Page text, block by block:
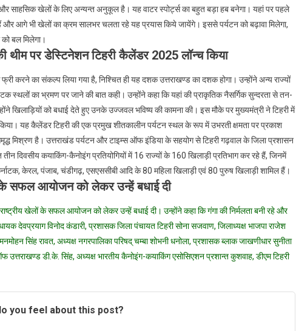
साहसिक खेलों के लिए अन्यन्त अनुकूल है। यह वाटर स्पोर्ट्स का बहुत बड़ा हब बनेगा। यहां पर पहले
हैं और आगे भी खेलों का क्रम सालभर चलता रहे यह प्रयास किये जायेंगे। इससे पर्यटन को बढ़ावा मिलेगा,
बल मिलेगा।
पर डेस्टिनेशन टिहरी कैलेंडर 2025 लॉन्च किया
करने का संकल्प लिया गया है, निश्चित ही यह दशक उत्तराखण्ड का दशक होगा। उन्होंने अन्य राज्यों
स्थलों का भ्रमण पर जाने की बात कही। उन्होंने कहा कि यहां की प्राकृतिक नैसर्गिक सुन्दरता से तन-
खिलाड़ियों को बधाई देते हुए उनके उज्जवल भविष्य की कामना की। इस मौके पर मुख्यमंत्री ने टिहरी में
यह कैलेंडर टिहरी की एक प्रमुख शीतकालीन पर्यटन स्थल के रूप में उभरती क्षमता पर प्रकाश
मिश्रण है। उत्तराखंड पर्यटन और टाइम्स ऑफ इंडिया के सहयोग से टिहरी गढ़वाल के जिला प्रशासन
दिवसीय कयाकिंग-कैनोइंग प्रतियोगियों में 16 राज्यों के 160 खिलाड़ी प्रतिभाग कर रहे हैं, जिनमें
केरल, पंजाब, चंडीगढ़, एसएससीबी आदि के 80 महिला खिलाड़ी एवं 80 पुरुष खिलाड़ी शामिल हैं।
सफल आयोजन को लेकर उन्हें बधाई दी
खेलों के सफल आयोजन को लेकर उन्हें बधाई दी। उन्होंने कहा कि गंगा की निर्मलता बनी रहे और
देवप्रयाग विनोद कंडारी, प्रशासक जिला पंचायत टिहरी सोना सजवाण, जिलाध्यक्ष भाजपा राजेश
सिंह रावत, अध्यक्ष नगरपालिका परिषद् चम्बा शोभनी धनोला, प्रशासक ब्लाक जाखणीधार सुनीता
उत्तराखण्ड डी.के. सिंह, अध्यक्ष भारतीय कैनोइंग-कयाकिंग एसोसिएशन प्रशान्त कुशवाह, डीएम टिहरी
you feel about this post?